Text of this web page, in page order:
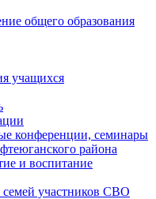
общего образования
учащихся
конференции, семинары
района
и воспитание
участников СВО